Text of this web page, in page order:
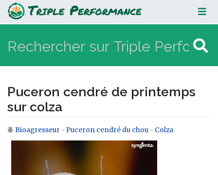
Puceron cendré de printemps sur
colza
Puceron cendré de printemps
sur colza
Aller à :navigation,rechercher
Bioagresseur - Puceron cendré du chou - Colza